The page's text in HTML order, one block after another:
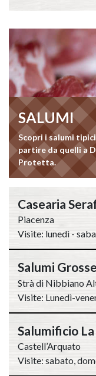
SALUMI
Scopri i salumi
partire da quelli a
Protetta.
Casearia
Piacenza
Visite: lunedì -
Salumi
Strà di Nibbiano
Visite: Lunedì-
Salumificio La
Castell’Arquato
Visite: sabato,